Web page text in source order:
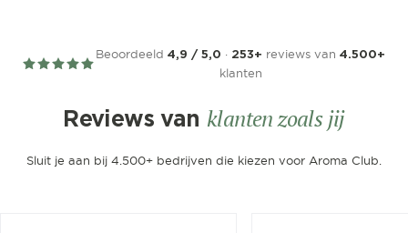
Beoordeeld 4,9 / 5,0 · 253+ reviews van 4.500+
klanten
Reviews van klanten zoals jij
Sluit je aan bij 4.500+ bedrijven die kiezen voor Aroma Club.